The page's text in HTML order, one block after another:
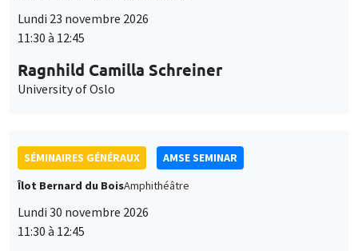
Lundi 23 novembre 2026
11:30 à 12:45
Ragnhild Camilla Schreiner
University of Oslo
SÉMINAIRES GÉNÉRAUX
AMSE SEMINAR
Îlot Bernard du BoisAmphithéâtre
Lundi 30 novembre 2026
11:30 à 12:45